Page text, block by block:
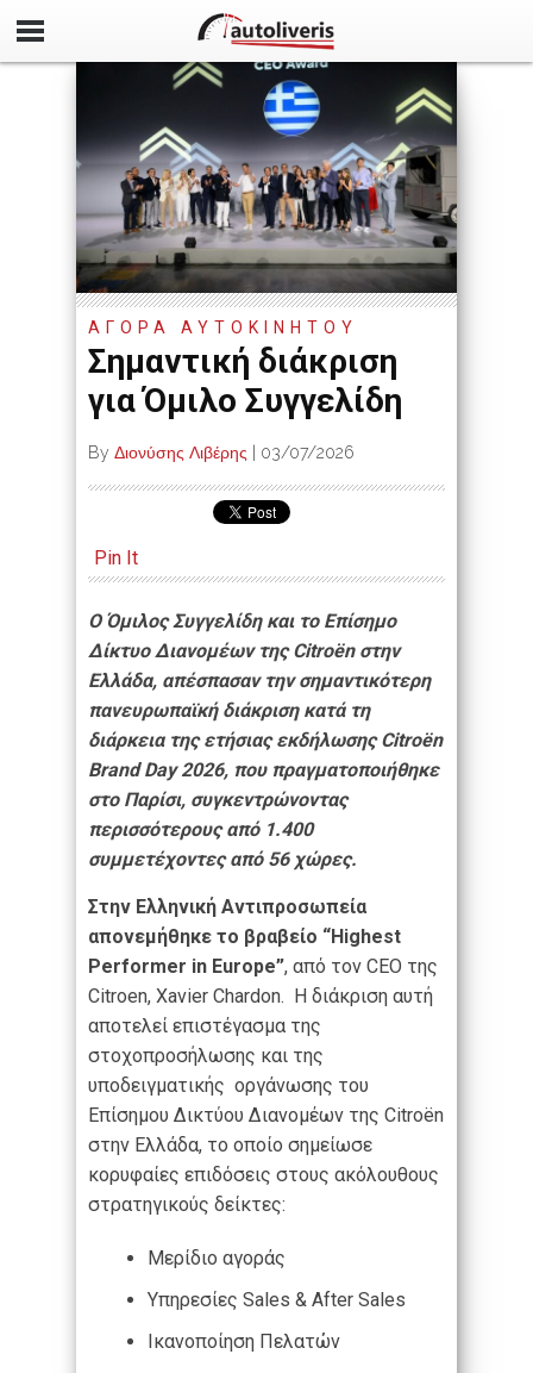
ΑΓΟΡΑ ΑΥΤΟΚΙΝΗΤΟΥ
Σημαντική διάκριση
για Όμιλο Συγγελίδη
By Διονύσης Λιβέρης 03/07/2026
Pin It
O Όμιλος Συγγελίδη και το Επίσημο
Δίκτυο Διανομέων της Citroën στην
Ελλάδα, απέσπασαν την σημαντικότερη
πανευρωπαϊκή διάκριση κατά τη
διάρκεια της ετήσιας εκδήλωσης Citroën
Brand Day 2026, που πραγματοποιήθηκε
στο Παρίσι, συγκεντρώνοντας
περισσότερους από 1.400
συμμετέχοντες από 56 χώρες.
Στην Ελληνική Αντιπροσωπεία
απονεμήθηκε το βραβείο “Highest
Performer in Europe”, από τον CEO της
Citroen, Xavier Chardon. H διάκριση αυτή
αποτελεί επιστέγασμα της
στοχοπροσήλωσης και της
υποδειγματικής οργάνωσης του
Επίσημου Δικτύου Διανομέων της Citroёn
στην Ελλάδα, το οποίο σημείωσε
κορυφαίες επιδόσεις στους ακόλουθους
στρατηγικούς δείκτες:
Μερίδιο αγοράς
Υπηρεσίες Sales & After Sales
Ικανοποίηση Πελατών